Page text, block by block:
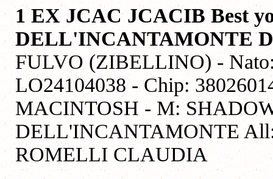
1 EX JCAC JCACIB Best
DELL'INCANTAMONTE
FULVO (ZIBELLINO) -
LO24104038 - Chip:
MACINTOSH - M:
DELL'INCANTAMONTE
ROMELLI CLAUDIA